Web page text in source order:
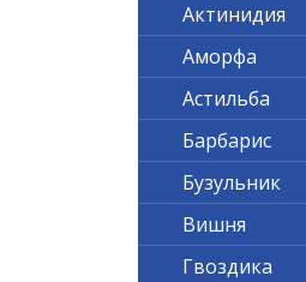
Актинидия
Аморфа
Астильба
Барбарис
Бузульник
Вишня
Гвоздика